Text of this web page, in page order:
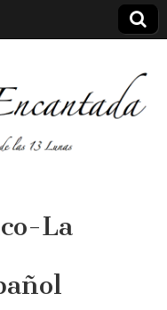
La